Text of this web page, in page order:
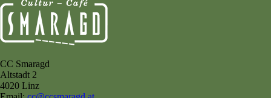
CC Smaragd
Altstadt 2
4020 Linz